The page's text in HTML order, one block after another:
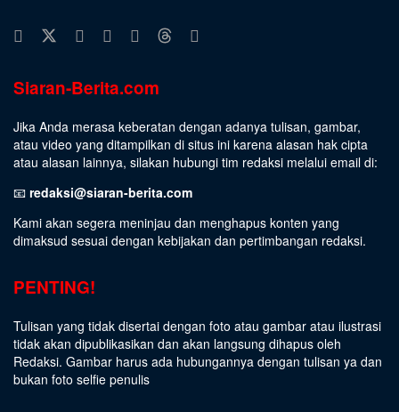
Siaran-Berita.com
Jika Anda merasa keberatan dengan adanya tulisan, gambar,
atau video yang ditampilkan di situs ini karena alasan hak cipta
atau alasan lainnya, silakan hubungi tim redaksi melalui email di:
📧 redaksi@siaran-berita.com
Kami akan segera meninjau dan menghapus konten yang
dimaksud sesuai dengan kebijakan dan pertimbangan redaksi.
PENTING!
Tulisan yang tidak disertai dengan foto atau gambar atau ilustrasi
tidak akan dipublikasikan dan akan langsung dihapus oleh
Redaksi. Gambar harus ada hubungannya dengan tulisan ya dan
bukan foto selfie penulis